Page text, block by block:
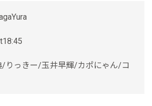
/りっきー/玉井早輝/カポにゃん/コ